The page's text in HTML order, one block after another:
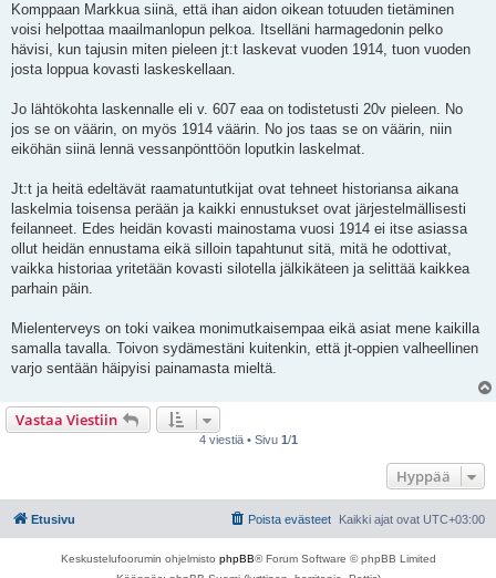
Komppaan Markkua siinä, että ihan aidon oikean totuuden tietäminen
voisi helpottaa maailmanlopun pelkoa. Itselläni harmagedonin pelko
hävisi, kun tajusin miten pieleen jt:t laskevat vuoden 1914, tuon vuoden
josta loppua kovasti laskeskellaan.
Jo lähtökohta laskennalle eli v. 607 eaa on todistetusti 20v pieleen. No
jos se on väärin, on myös 1914 väärin. No jos taas se on väärin, niin
eiköhän siinä lennä vessanpönttöön loputkin laskelmat.
Jt:t ja heitä edeltävät raamatuntutkijat ovat tehneet historiansa aikana
laskelmia toisensa perään ja kaikki ennustukset ovat järjestelmällisesti
feilanneet. Edes heidän kovasti mainostama vuosi 1914 ei itse asiassa
ollut heidän ennustama eikä silloin tapahtunut sitä, mitä he odottivat,
vaikka historiaa yritetään kovasti silotella jälkikäteen ja selittää kaikkea
parhain päin.
Mielenterveys on toki vaikea monimutkaisempaa eikä asiat mene kaikilla
samalla tavalla. Toivon sydämestäni kuitenkin, että jt-oppien valheellinen
varjo sentään häipyisi painamasta mieltä.
Vastaa Viestiin
4 viestiä • Sivu 1/1
Hyppää
Etusivu Kaikki ajat ovat UTC+03:00
Poista evästeet
Keskustelufoorumin ohjelmisto phpBB® Forum Software © phpBB Limited